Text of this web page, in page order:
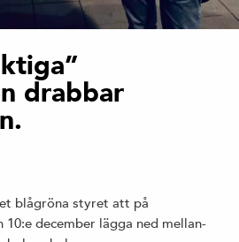
drabbar
blågröna styret att på
10:e december lägga ned mellan-